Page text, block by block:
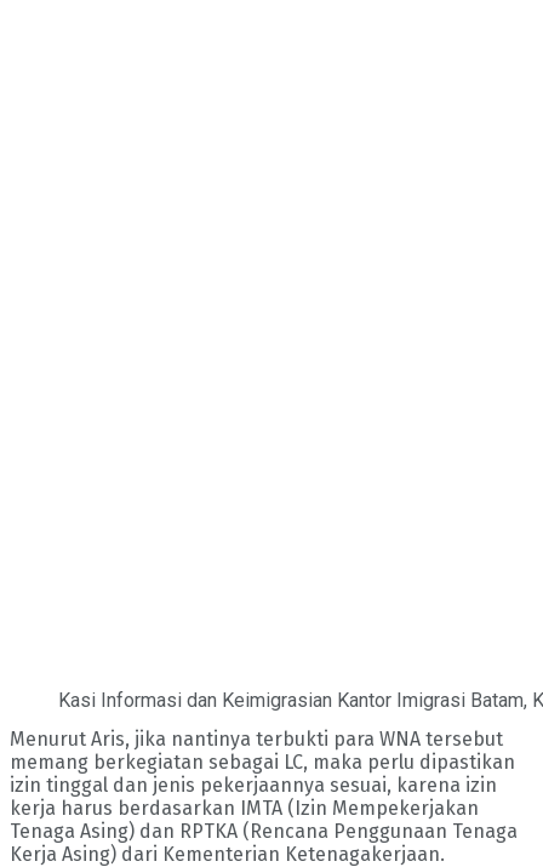
Kasi Informasi dan Keimigrasian Kantor Imigrasi Batam,
Menurut Aris, jika nantinya terbukti para WNA tersebut
memang berkegiatan sebagai LC, maka perlu dipastikan
izin tinggal dan jenis pekerjaannya sesuai, karena izin
kerja harus berdasarkan IMTA (Izin Mempekerjakan
Tenaga Asing) dan RPTKA (Rencana Penggunaan Tenaga
Kerja Asing) dari Kementerian Ketenagakerjaan.